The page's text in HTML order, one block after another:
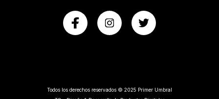
Todos los derechos reservados © 2025 Primer Umbral